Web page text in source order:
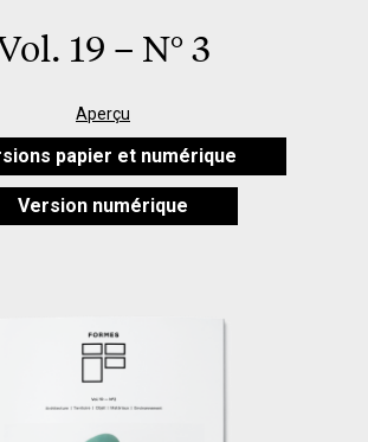
19 – N° 3
Aperçu
papier et numérique
Version numérique